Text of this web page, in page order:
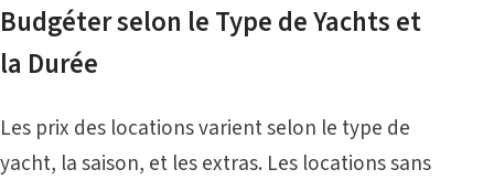
Budgéter selon le Type de Yachts et
la Durée
Les prix des locations varient selon le type de
yacht, la saison, et les extras. Les locations sans